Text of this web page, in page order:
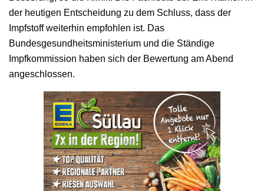
der heutigen Entscheidung zu dem Schluss, dass der
Impfstoff weiterhin empfohlen ist. Das
Bundesgesundheitsministerium und die Ständige
Impfkommission haben sich der Bewertung am Abend
angeschlossen.